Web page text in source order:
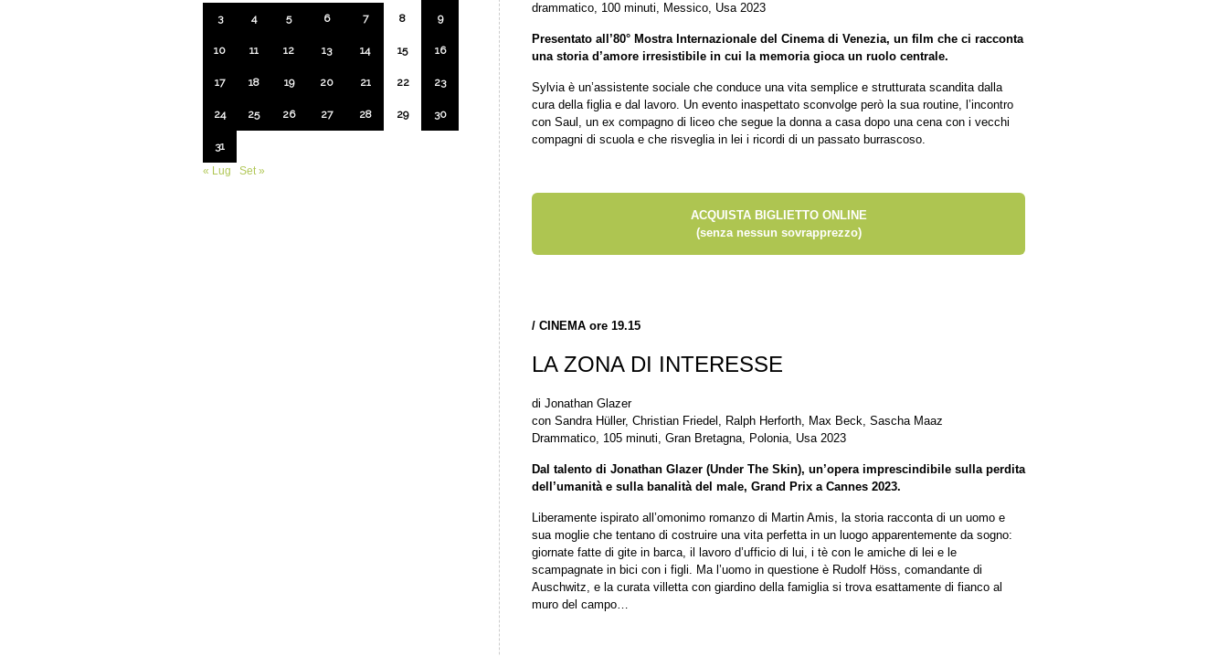
drammatico, 100 minuti, Messico, Usa 2023
Presentato all’80° Mostra Internazionale del Cinema di Venezia, un film che ci racconta
una storia d’amore irresistibile in cui la memoria gioca un ruolo centrale.
Sylvia è un’assistente sociale che conduce una vita semplice e strutturata scandita dalla
cura della figlia e dal lavoro. Un evento inaspettato sconvolge però la sua routine, l’incontro
con Saul, un ex compagno di liceo che segue la donna a casa dopo una cena con i vecchi
compagni di scuola e che risveglia in lei i ricordi di un passato burrascoso.
ACQUISTA BIGLIETTO ONLINE
(senza nessun sovrapprezzo)
/ CINEMA ore 19.15
LA ZONA DI INTERESSE
di Jonathan Glazer
con Sandra Hüller, Christian Friedel, Ralph Herforth, Max Beck, Sascha Maaz
Drammatico, 105 minuti, Gran Bretagna, Polonia, Usa 2023
Dal talento di Jonathan Glazer (Under The Skin), un’opera imprescindibile sulla perdita
dell’umanità e sulla banalità del male, Grand Prix a Cannes 2023.
Liberamente ispirato all’omonimo romanzo di Martin Amis, la storia racconta di un uomo e
sua moglie che tentano di costruire una vita perfetta in un luogo apparentemente da sogno:
giornate fatte di gite in barca, il lavoro d’ufficio di lui, i tè con le amiche di lei e le
scampagnate in bici con i figli. Ma l’uomo in questione è Rudolf Höss, comandante di
Auschwitz, e la curata villetta con giardino della famiglia si trova esattamente di fianco al
muro del campo…
3 4 5 6 7 8 9
10 11 12 13 14 15 16
17 18 19 20 21 22 23
24 25 26 27 28 29 30
31
« Lug
Set »